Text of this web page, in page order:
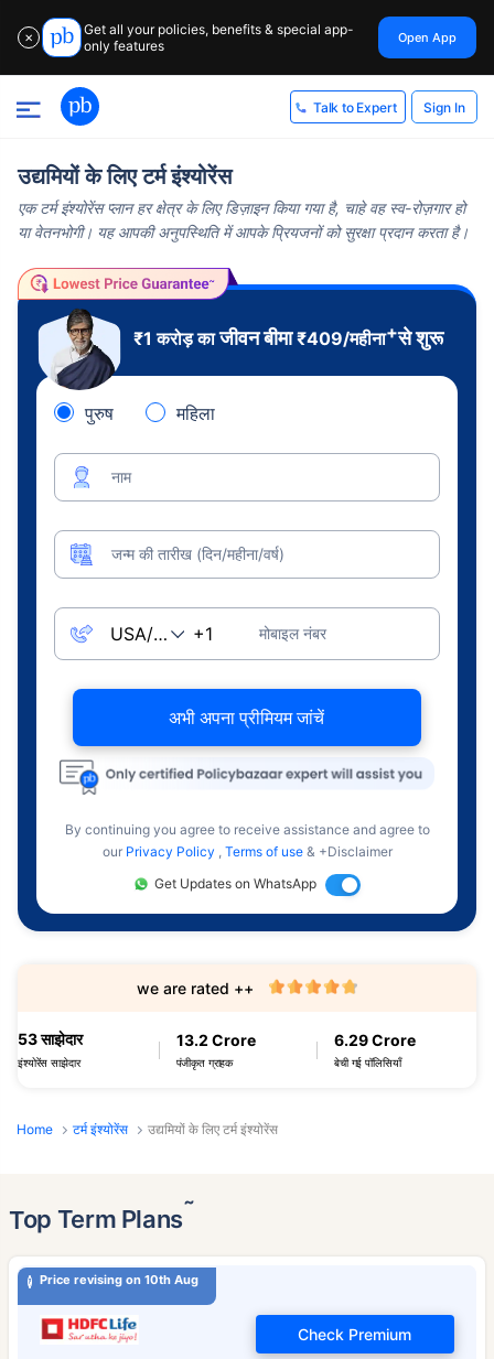
✕
Get all your policies, benefits & special app-
only features
Open App
Talk to Expert Sign In
उद्यमियों के लिए टर्म इंश्योरेंस
एक टर्म इंश्योरेंस प्लान हर क्षेत्र के लिए डिज़ाइन किया गया है, चाहे वह स्व-रोज़गार हो
या वेतनभोगी। यह आपकी अनुपस्थिति में आपके प्रियजनों को सुरक्षा प्रदान करता है।
₹1 करोड़ काजीवन बीमा₹409/महीना+से शुरू
पुरुष महिला
नाम
जन्म की तारीख (दिन/महीना/वर्ष)
मोबाइल नंबर
अभी अपना प्रीमियम जांचें
By continuing you agree to receive assistance and agree to
our Privacy Policy , Terms of use & +Disclaimer
Get Updates on WhatsApp
53 साझेदार
इंश्योरेंस साझेदार
13.2 Crore
पंजीकृत ग्राहक
6.29 Crore
बेची गई पॉलिसियाँ
we are rated ++
Home टर्म इंश्योरेंस उद्यमियों के लिए टर्म इंश्योरेंस
Top Term Plans˜
Price revising on 10th Aug
Check Premium